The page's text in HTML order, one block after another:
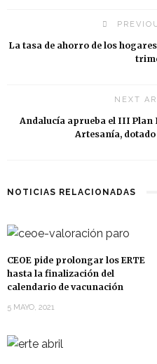
La tasa de ahorro de los
NEXT
Andalucía aprueba el III
Artesanía, dotado
NOTICIAS RELACIONADAS
CEOE pide prolongar los ERTE
hasta la finalización del
calendario de vacunación
5 MAYO, 2021